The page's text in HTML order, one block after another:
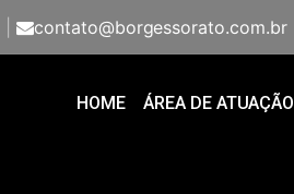
| contato@borgessorato.com.br
HOME ÁREA DE ATUAÇÃO